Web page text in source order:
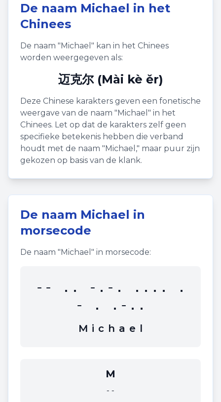
De naam Michael in het
Chinees
De naam "Michael " kan in het Chinees
worden weergegeven als:
迈克尔 (Mài kè ěr)
Deze Chinese karakters geven een fonetische
weergave van de naam "Michael " in het
Chinees. Let op dat de karakters zelf geen
specifieke betekenis hebben die verband
houdt met de naam "Michael ," maar puur zijn
gekozen op basis van de klank.
De naam Michael in
morsecode
De naam "Michael " in morsecode:
-- .. -.-. .... .
- . .-..
M i c h a e l
M
--